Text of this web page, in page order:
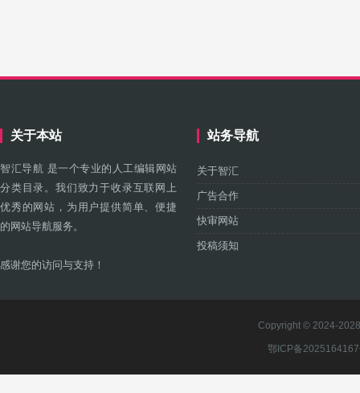
关于本站
智汇导航 是一个专业的人工编辑网站
分类目录。我们致力于收录互联网上
优秀的网站，为用户提供简单、便捷
的网站导航服务。
感谢您的访问与支持！
站务导航
关于智汇
广告合作
快审网站
投稿须知
Copyright © 2024-
鄂ICP备